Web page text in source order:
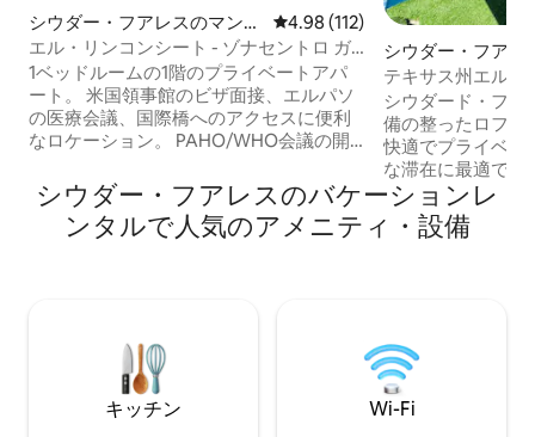
シウダー・フアレスのマンシ
ョン・アパート
レビュー112件、5つ星中4.98つ
4.98 (112)
エル・リンコンシート - ゾナセントロ ガ
レージ領事館 25分
1ベッドルームの1階のプライベートアパ
ート。 米国領事館のビザ面接、エルパソ
の医療会議、国際橋へのアクセスに便利
なロケーション。 PAHO/WHO会議の開
国際ビデオ通話用の60Mbps Wi-Fi。 メイ
ンゲートから5フィートの独立した玄関。
ゲートからは、お客様の宿泊施設とは接
払い戻し用の請求書をご用意できます。
シウダー・フアレ
ョン・アパート
テキサス州エルパ
（テキサス州）か
シウダード・フア
備の整ったロフト
快適でプライベー
な滞在に最適です。 テキサス州エル
への国境検問所から
お部屋は、現代的
明、湖の景色が
に最適な選択肢で
シウダー・フアレスのバケーションレ
ンタルで人気のアメニティ・設備
キッチン Wi-Fi